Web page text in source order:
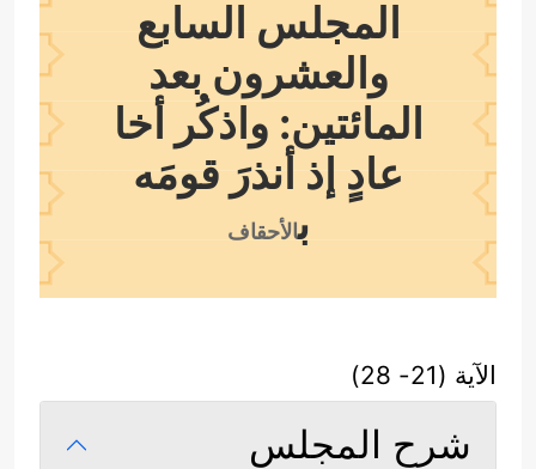
المجلس السابع
والعشرون بعد
المائتين: واذكُر أخا
عادٍ إذ أنذرَ قومَه
بالأحقاف
الآية (21- 28)
شرح المجلس